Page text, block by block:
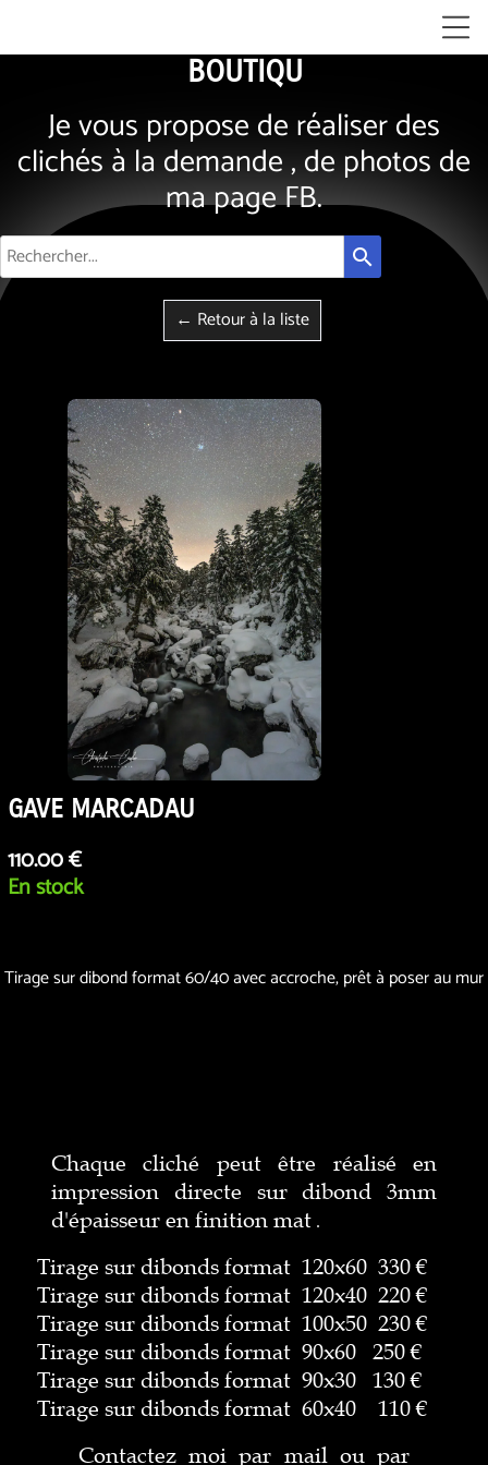
BOUTIQUE
Je vous propose de réaliser des
clichés à la demande , de photos de
ma page FB.
search
← Retour à la liste
GAVE MARCADAU
110.00 €
En stock
Tirage sur dibond format 60/40 avec accroche, prêt à poser au mur
Chaque cliché peut être réalisé en
impression directe sur dibond 3mm
d'épaisseur en finition mat .
Tirage sur dibonds format 120x60 330 €
Tirage sur dibonds format 120x40 220 €
Tirage sur dibonds format 100x50 230 €
Tirage sur dibonds format 90x60 250 €
Tirage sur dibonds format 90x30 130 €
Tirage sur dibonds format 60x40 110 €
Contactez moi par mail ou par